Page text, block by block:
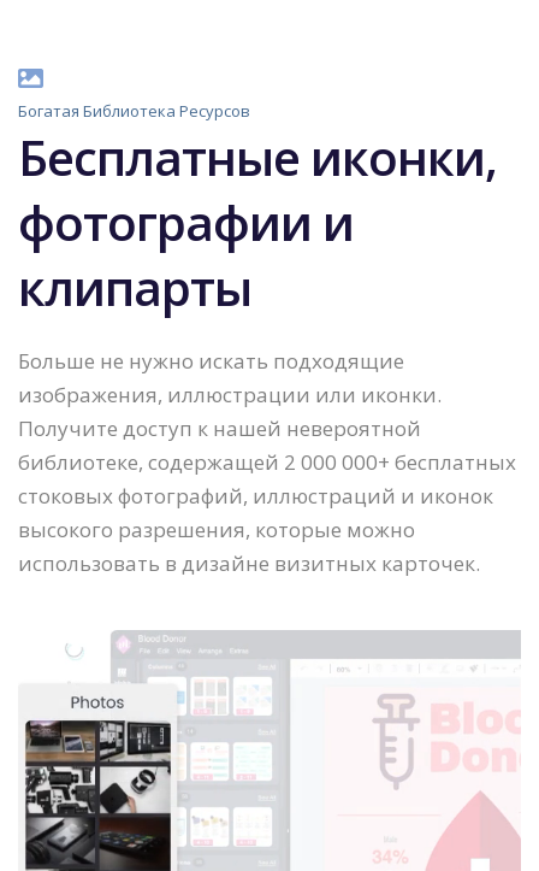
Богатая Библиотека Ресурсов
Бесплатные иконки,
фотографии и
клипарты
Больше не нужно искать подходящие
изображения, иллюстрации или иконки.
Получите доступ к нашей невероятной
библиотеке, содержащей 2 000 000+ бесплатных
стоковых фотографий, иллюстраций и иконок
высокого разрешения, которые можно
использовать в дизайне визитных карточек.